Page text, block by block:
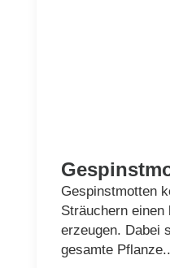
Gespinstmotten
Sträuchern
erzeugen. Dabei
gesamte